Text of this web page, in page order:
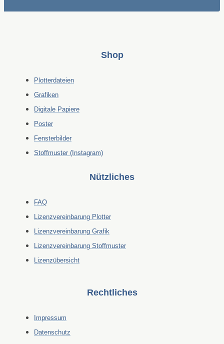
Shop
Plotterdateien
Grafiken
Digitale Papiere
Poster
Fensterbilder
Stoffmuster (Instagram)
Nützliches
FAQ
Lizenzvereinbarung Plotter
Lizenzvereinbarung Grafik
Lizenzvereinbarung Stoffmuster
Lizenzübersicht
Rechtliches
Impressum
Datenschutz